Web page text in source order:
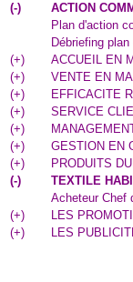
(-)
ACTION
Plan d'action
Débriefing
(+)
ACCUEIL EN
(+)
VENTE EN
(+)
EFFICACITE
(+)
SERVICE
(+)
(+)
GESTION EN
(+)
PRODUITS
(-)
TEXTILE
Acheteur Chef
(+)
LES
(+) LES